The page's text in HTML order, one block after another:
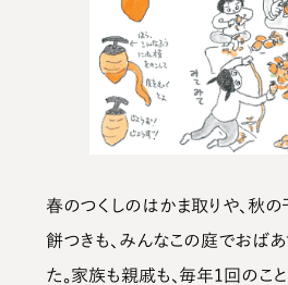
春のつくしのはかま取りや、秋の
餅つきも、みんなこの庭でおば
た。家族も親戚も、毎年1回のこ